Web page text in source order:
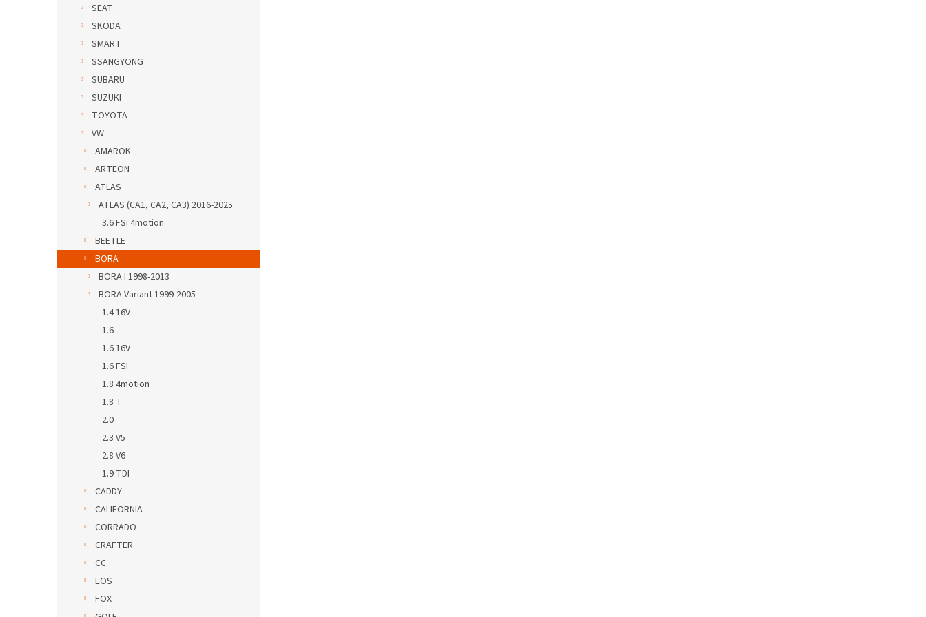
SEAT
SKODA
SMART
SSANGYONG
SUBARU
SUZUKI
TOYOTA
VW
AMAROK
ARTEON
ATLAS
ATLAS (CA1, CA2, CA3) 2016-2025
3.6 FSi 4motion
BEETLE
BORA
BORA I 1998-2013
BORA Variant 1999-2005
1.4 16V
1.6
1.6 16V
1.6 FSI
1.8 4motion
1.8 T
2.0
2.3 V5
2.8 V6
1.9 TDI
CADDY
CALIFORNIA
CORRADO
CRAFTER
CC
EOS
FOX